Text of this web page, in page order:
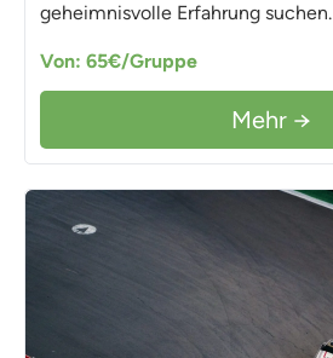
geheimnisvolle Erfahrung suchen.
Von: 65€/Gruppe
Mehr →